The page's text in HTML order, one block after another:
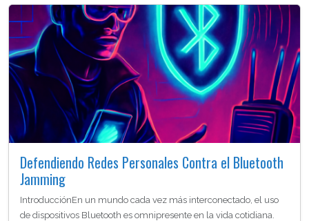
Defendiendo Redes Personales Contra el Bluetooth
Jamming
IntroducciónEn un mundo cada vez más interconectado, el uso
de dispositivos Bluetooth es omnipresente en la vida cotidiana.